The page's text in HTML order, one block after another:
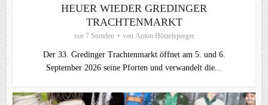
HEUER WIEDER GREDINGER
TRACHTENMARKT
vor 7 Stunden von Anton Hötzelsperger
Der 33. Gredinger Trachtenmarkt öffnet am 5. und 6.
September 2026 seine Pforten und verwandelt die...